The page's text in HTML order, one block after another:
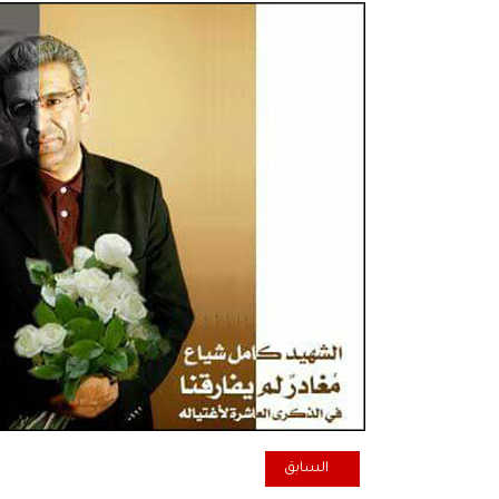
المقال السابق: خيمة طريق الشعب في مهرجان اللومانتيه
السابق